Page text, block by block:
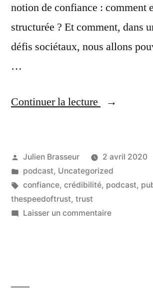
notion de confiance : comment
structurée ? Et comment, dans
défis sociétaux, nous allons
…
Continuer la lecture
« Comment
développer
votre
? »
Publié
par
Julien Brasseur
2 avril 2020
Publié
dans
podcast, Uncategorized
Étiquettes :
confiance, crédibilité, podcast,
thespeedoftrust, trust
Laisser un commentairesur